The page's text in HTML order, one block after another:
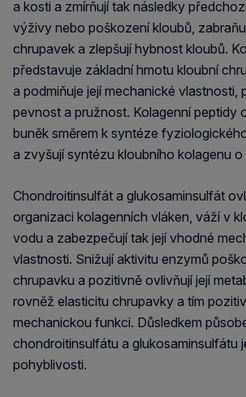
a kosti a zmírňují tak následky
výživy nebo poškození kloubů,
chrupavek a zlepšují hybnost kloubů.
představuje základní hmotu kloubní
a podmiňuje její mechanické vlastnosti,
pevnost a pružnost. Kolagenní peptidy
buněk směrem k syntéze
a zvyšují syntézu kloubního kolagenu o
Chondroitinsulfát a glukosaminsulfát
organizaci kolagenních vláken, váží v
vodu a zabezpečují tak její vhodné
vlastnosti. Snižují aktivitu enzymů
chrupavku a pozitivně ovlivňují její
rovněž elasticitu chrupavky a tím
mechanickou funkci. Důsledkem
chondroitinsulfátu a glukosaminsulfátu
pohyblivosti.